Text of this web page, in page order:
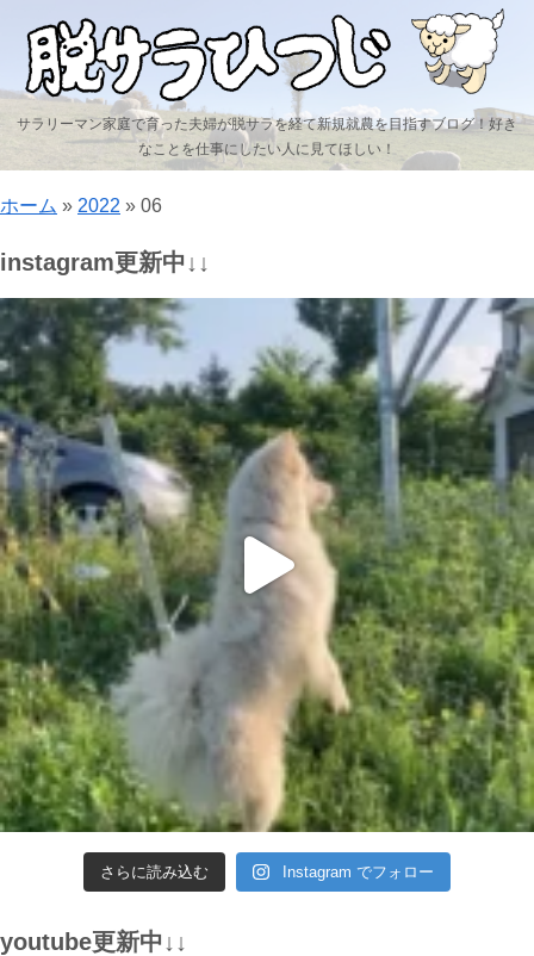
サラリーマン家庭で育った夫婦が脱サラを経て新規就農を目指すブログ！好き
なことを仕事にしたい人に見てほしい！
ホーム » 2022 » 06
instagram更新中↓↓
さらに読み込む Instagram でフォロー
youtube更新中↓↓